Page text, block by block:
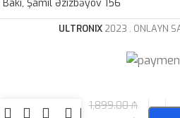
Bakı, Şamil Əzizbəyov 156
ULTRONIX 2023 . ONLAYN
1,899.00₼